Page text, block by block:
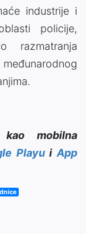
industrije i
policije,
razmatranja
mobilna
PlayuiApp